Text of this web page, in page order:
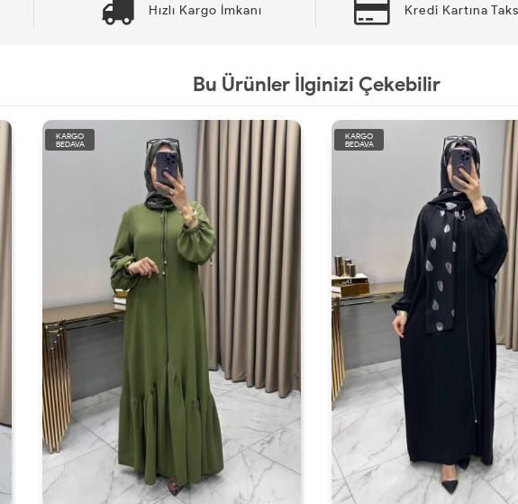
Hızlı Kargo İmkanı Kredi Kartına
Bu Ürünler İlginizi Çekebilir
KARGO
BEDAVA
KARGO
BEDAVA